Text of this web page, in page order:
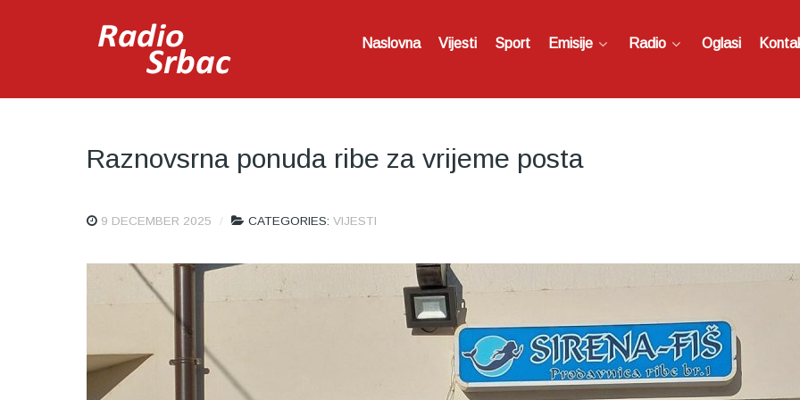
Naslovna Vijesti Sport Emisije Radio Oglasi
Raznovsrna ponuda ribe za vrijeme posta
9 DECEMBER 2025 CATEGORIES: VIJESTI